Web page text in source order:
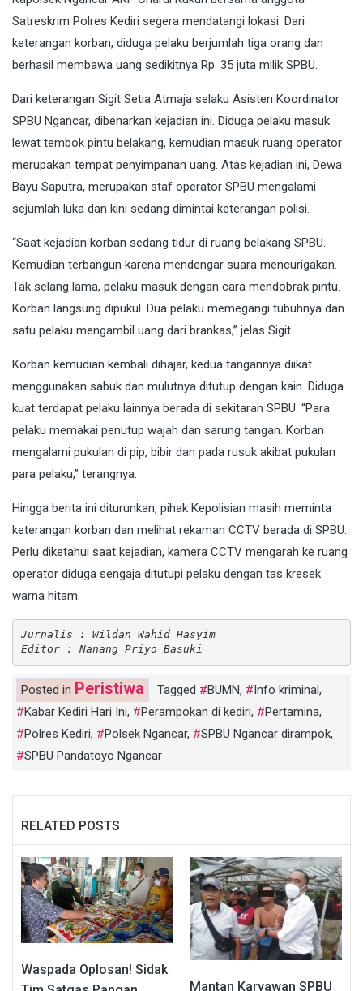
Satreskrim Polres Kediri segera mendatangi lokasi. Dari
keterangan korban, diduga pelaku berjumlah tiga orang dan
berhasil membawa uang sedikitnya Rp. 35 juta milik SPBU.
Dari keterangan Sigit Setia Atmaja selaku Asisten Koordinator
SPBU Ngancar, dibenarkan kejadian ini. Diduga pelaku masuk
lewat tembok pintu belakang, kemudian masuk ruang operator
merupakan tempat penyimpanan uang. Atas kejadian ini, Dewa
Bayu Saputra, merupakan staf operator SPBU mengalami
sejumlah luka dan kini sedang dimintai keterangan polisi.
“Saat kejadian korban sedang tidur di ruang belakang SPBU.
Kemudian terbangun karena mendengar suara mencurigakan.
Tak selang lama, pelaku masuk dengan cara mendobrak pintu.
Korban langsung dipukul. Dua pelaku memegangi tubuhnya dan
satu pelaku mengambil uang dari brankas,” jelas Sigit.
Korban kemudian kembali dihajar, kedua tangannya diikat
menggunakan sabuk dan mulutnya ditutup dengan kain. Diduga
kuat terdapat pelaku lainnya berada di sekitaran SPBU. “Para
pelaku memakai penutup wajah dan sarung tangan. Korban
mengalami pukulan di pip, bibir dan pada rusuk akibat pukulan
para pelaku,” terangnya.
Hingga berita ini diturunkan, pihak Kepolisian masih meminta
keterangan korban dan melihat rekaman CCTV berada di SPBU.
Perlu diketahui saat kejadian, kamera CCTV mengarah ke ruang
operator diduga sengaja ditutupi pelaku dengan tas kresek
warna hitam.
Jurnalis : Wildan Wahid Hasyim
Editor : Nanang Priyo Basuki
Posted in Peristiwa Tagged BUMN, Info kriminal,
Kabar Kediri Hari Ini, Perampokan di kediri, Pertamina,
Polres Kediri, Polsek Ngancar, SPBU Ngancar dirampok,
SPBU Pandatoyo Ngancar
RELATED POSTS
Waspada Oplosan! Sidak
Mantan Karyawan SPBU